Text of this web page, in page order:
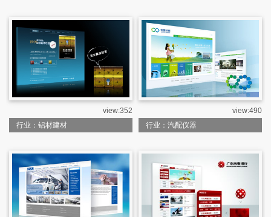
view:352
行业：铝材建材
view:490
行业：汽配仪器